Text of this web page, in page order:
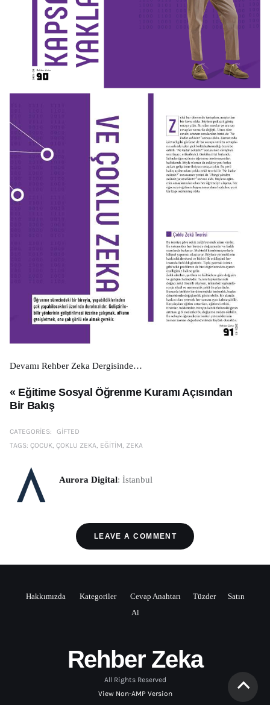
Devamı Rehber Zeka Dergisinde…
« Eğitime Sosyal Öğrenme Kuramı Açısından
Bir Bakış
CATEGORIES:
GIFTED
TAGS: ÇOCUK ÇOKLU ZEKA EĞITIM ZEKA
Aurora Digital: İstanbul
LEAVE A COMMENT
Hakkımızda Kategoriler Cevap Anahtarı Tüzder
Satın
Al
Rehber Zeka
All Rights Reserved
View Non-AMP Version